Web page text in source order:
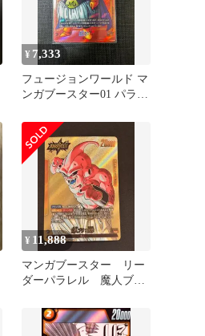
¥ 7,333
フュージョンワールド マ
ンガブースター01 パラレ
¥ 11,888
マンガブースター リー
ダーパラレル 魔人ブ